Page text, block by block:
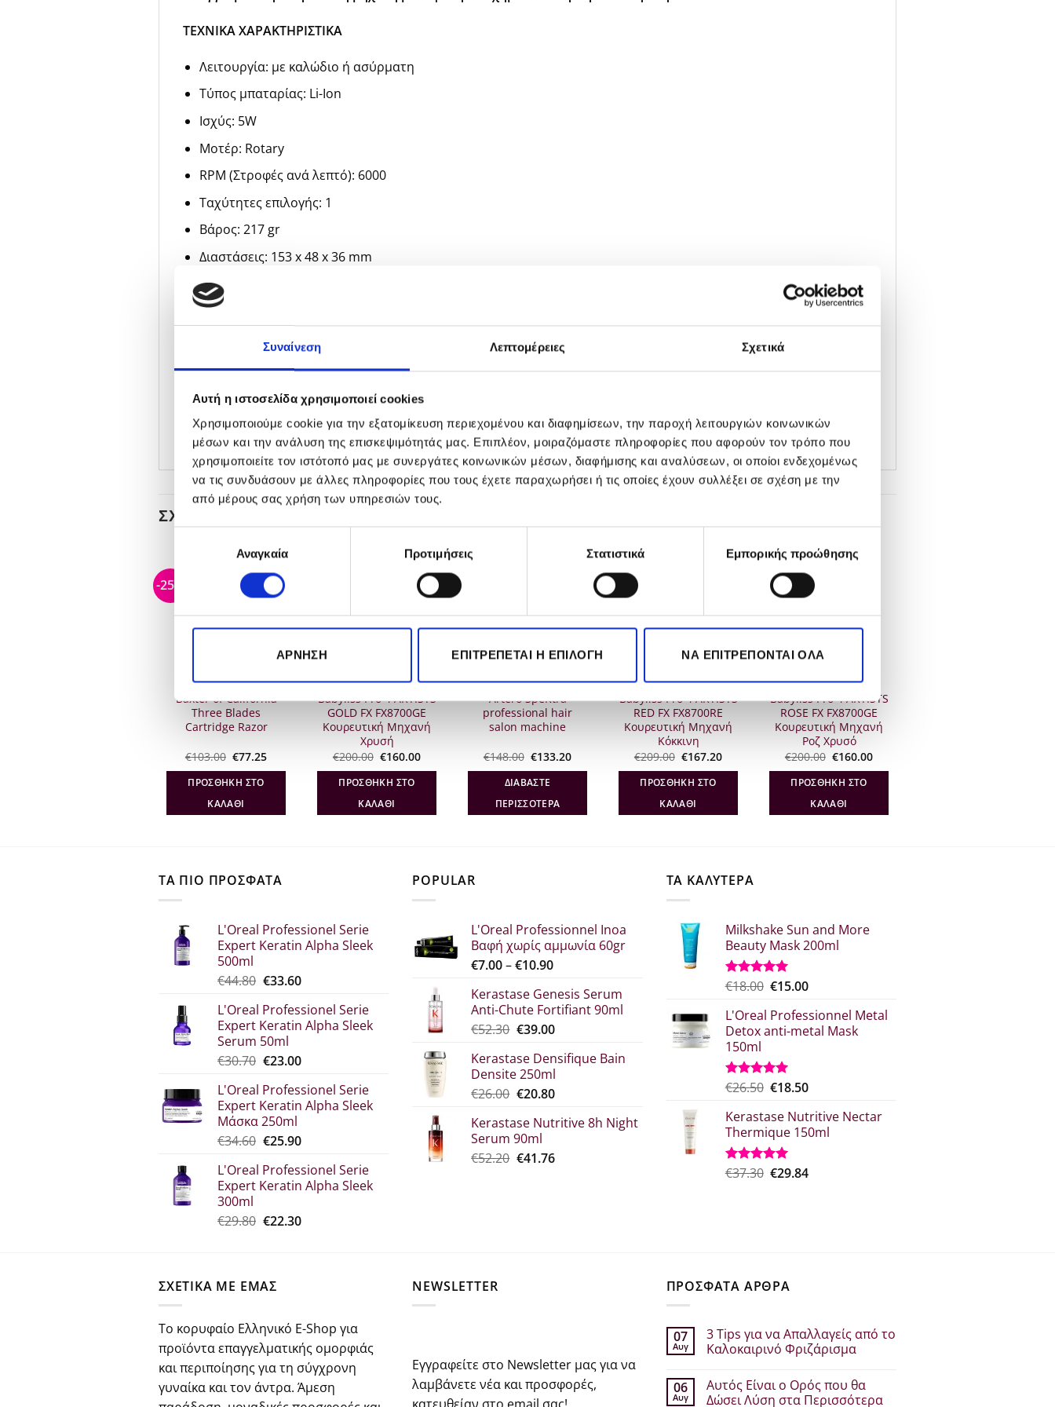
Συναίνεση Λεπτομέρειες Σχετικά
Αυτή η ιστοσελίδα χρησιμοποιεί cookies
Χρησιμοποιούμε cookie για την εξατομίκευση περιεχομένου και διαφημίσεων, την παροχή λειτουργιών κοινωνικών
μέσων και την ανάλυση της επισκεψιμότητάς μας. Επιπλέον, μοιραζόμαστε πληροφορίες που αφορούν τον τρόπο που
χρησιμοποιείτε τον ιστότοπό μας με συνεργάτες κοινωνικών μέσων, διαφήμισης και αναλύσεων, οι οποίοι ενδεχομένως
να τις συνδυάσουν με άλλες πληροφορίες που τους έχετε παραχωρήσει ή τις οποίες έχουν συλλέξει σε σχέση με την
από μέρους σας χρήση των υπηρεσιών τους.
συγκατάθεσηςΑναγκαία Προτιμήσεις Στατιστικά Εμπορικής προώθησης
ΆΡΝΗΣΗ ΕΠΙΤΡΈΠΕΤΑΙ Η ΕΠΙΛΟΓΉ ΝΑ ΕΠΙΤΡΈΠΟΝΤΑΙ ΌΛΑ
ΤΕΧΝΙΚΑ ΧΑΡΑΚΤΗΡΙΣΤΙΚΑ
Λειτουργία: με καλώδιο ή ασύρματη
Τύπος μπαταρίας: Li-Ion
Ισχύς: 5W
Μοτέρ: Rotary
RPM (Στροφές ανά λεπτό): 6000
Ταχύτητες επιλογής: 1
Βάρος: 217 gr
Διαστάσεις: 153 x 48 x 36 mm
Αυτονομία: 3h
Διάρκεια φόρτισης:2h
Εύρος κοπής: 0,1 – 0,2mm
Χτενάκια: 2/3/4mm
Τάση λειτουργίας: 100 – 240V
Τύπος βύσματος: Multiplug
ΣΧΕΤΙΚΆ ΠΡΟΪΌΝΤΑ
-25%
Baxter of California
Three Blades
Cartridge Razor
€103.00 Original
was:
€103.00.
€77.25Η
ΠΡΟΣΘΉΚΗ ΣΤΟ
ΚΑΛΆΘΙ
Babyliss Pro 4 ARTISTS
GOLD FX FX8700GE
Κουρευτική Μηχανή
Χρυσή
€200.00 Original
was:
€200.00.
€160.00Η
ΠΡΟΣΘΉΚΗ ΣΤΟ
ΚΑΛΆΘΙ
-10%
ΕΞΑΝΤΛΗΜΈΝΟ
Artero SpeKtra
professional hair
salon machine
€148.00 Original
was:
€148.00.
€133.20Η
ΔΙΑΒΆΣΤΕ
ΠΕΡΙΣΣΌΤΕΡΑ
-20%
Babyliss Pro 4 ARTISTS
RED FX FX8700RE
Κουρευτική Μηχανή
Κόκκινη
€209.00 Original
was:
€209.00.
€167.20Η
ΠΡΟΣΘΉΚΗ ΣΤΟ
ΚΑΛΆΘΙ
-20%
Babyliss Pro 4 ARTISTS
ROSE FX FX8700GE
Κουρευτική Μηχανή
Ροζ Χρυσό
€200.00 Original
was:
€200.00.
€160.00Η
ΠΡΟΣΘΉΚΗ ΣΤΟ
ΚΑΛΆΘΙ
ΤΑ ΠΙΟ ΠΡΟΣΦΑΤΑ
L'Oreal Professionel Serie
Expert Keratin Alpha Sleek
500ml
€44.80 Original
was:
€44.80.
€33.60Η
τιμή
είναι:
L'Oreal Professionel Serie
Expert Keratin Alpha Sleek
Serum 50ml
€30.70 Original
was:
€30.70.
€23.00Η
τιμή
είναι:
L'Oreal Professionel Serie
Expert Keratin Alpha Sleek
Μάσκα 250ml
€34.60 Original
was:
€34.60.
€25.90Η
τιμή
είναι:
L'Oreal Professionel Serie
Expert Keratin Alpha Sleek
300ml
€29.80 Original
€22.30Η
POPULAR
L'Oreal Professionnel Inoa
Βαφή χωρίς αμμωνία 60gr
€7.00–€10.90Price
€7.00
through
€10.90
Kerastase Genesis Serum
Anti-Chute Fortifiant 90ml
€52.30 Original
was:
€52.30.
€39.00Η
τιμή
είναι:
€39.00.
Kerastase Densifique Bain
Densite 250ml
€26.00 Original
was:
€26.00.
€20.80Η
τιμή
€20.80.
Kerastase Nutritive 8h Night
Serum 90ml
€52.20 Original
€41.76Η
ΤΑ ΚΑΛΥΤΕΡΑ
Milkshake Sun and More
Beauty Mask 200ml
Βαθμολογήθηκε
από 5
€18.00 Original
was:
€18.00.
€15.00Η
τιμή
είναι:
L'Oreal Professionnel Metal
Detox anti-metal Mask
150ml
Βαθμολογήθηκε
από 5
€26.50 Original
was:
€26.50.
€18.50Η
τιμή
είναι:
Kerastase Nutritive Nectar
Thermique 150ml
Βαθμολογήθηκε
€37.30 Original
€29.84Η
ΣΧΕΤΙΚΑ ΜΕ ΕΜΑΣ
Το κορυφαίο Ελληνικό E-Shop για
προϊόντα επαγγελματικής ομορφιάς
και περιποίησης για τη σύγχρονη
γυναίκα και τον άντρα. Άμεση
NEWSLETTER
Εγγραφείτε στο Newsletter μας για να
λαμβάνετε νέα και προσφορές,
ΠΡΟΣΦΑΤΑ ΑΡΘΡΑ
07
Αυγ
3 Tips για να Απαλλαγείς από το
Καλοκαιρινό Φριζάρισμα
σχόλια
στο
06
Αυγ
Αυτός Είναι ο Ορός που θα
Δώσει Λύση στα Περισσότερα